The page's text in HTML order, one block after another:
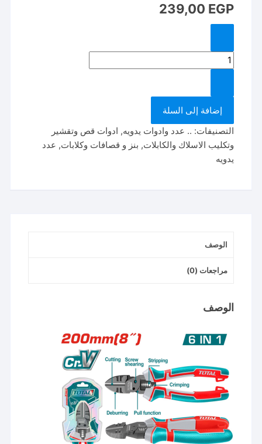
239,00 EGP
كمية
قصافه
THTMF386
in-
Multi-
إضافة إلى السلة
التصنيفات: .. عدد وادوات يدويه, ادوات قص وتقشير
وتكليب الاسلاك والكابلات, بنز و قصافات وكلابات, عدد
يدويه
الوصف
مراجعات (0)
الوصف